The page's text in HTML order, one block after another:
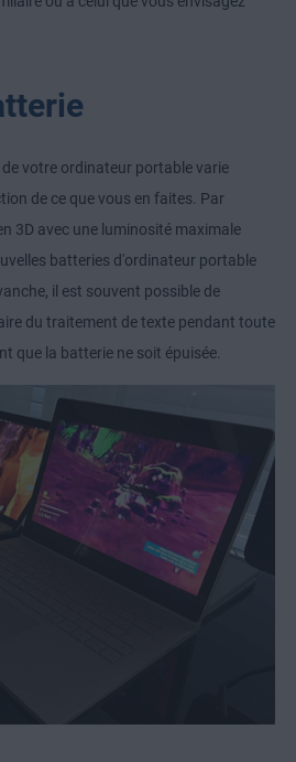
votre ordinateur portable varie
de ce que vous en faites. Par
3D avec une luminosité maximale
batteries d'ordinateur portable
il est souvent possible de
du traitement de texte pendant toute
que la batterie ne soit épuisée.